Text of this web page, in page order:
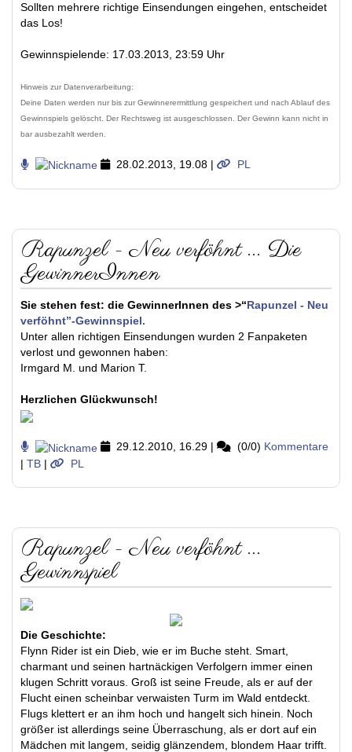
Sollten mehrere richtige Einsendungen eingehen, entscheidet
das Los!
Gewinnspielende: 17.03.2013, 23:59 Uhr
Hinweis zur Datenverarbeitung:
Deine Daten werden nur bis zur Gewinnerermittlung gespeichert und nach Ablauf des
Gewinnspiels gelöscht. Der Rechtsweg ist ausgeschlossen. Der Gewinn kann nicht in
bar ausbezahlt werden.
28.02.2013, 19.08 | PL
Rapunzel - Neu verföhnt ... Die
GewinnerInnen
Sie stehen fest: die GewinnerInnen des >“Rapunzel - Neu
verföhnt”-Gewinnspiel.
Unter allen richtigen Einsendungen wurden 2 Fanpaketen
verlost und gewonnen haben:
Irmgard M. und Marion T.
Herzlichen Glückwunsch!
29.12.2010, 16.29 | (0/0) Kommentare
| TB | PL
Rapunzel - Neu verföhnt ...
Gewinnspiel
Die Geschichte:
Flynn Rider ist ein Dieb, wie er im Buche steht. Smart,
charmant und seinen hartnäckigen Verfolgern immer einen
klugen Schritt voraus. Groß ist seine Freude, als er auf der
Flucht einen scheinbar verwaisten Turm im Wald entdeckt.
Flugs klettert er an ihm hoch und hangelt sich hinein. Noch
größer ist allerdings seine Überraschung, als er dort auf ein
Mädchen mit langem, seidig glänzendem, blondem Haar trifft.